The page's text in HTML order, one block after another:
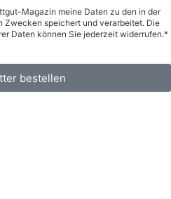
Magazin meine Daten zu den in der
Zwecken speichert und verarbeitet. Die
Daten können Sie jederzeit widerrufen.*
bestellen